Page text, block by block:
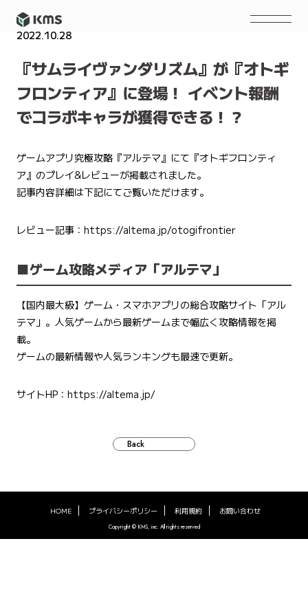
2022.10.28
『サムライヴァンダリズム』が『オトギ
フロンティア』に登場！ イベント報酬
でコラボキャラが獲得できる！？
ゲームアプリ究極攻略『アルテマ』にて『オトギフロンティ
ア』のプレイ&レビューが掲載されました。
記事内容詳細は下記にてご覧いただけます。
レビュー記事： https://altema.jp/otogifrontier
■ゲーム攻略メディア「アルテマ」
【国内最大級】ゲーム・スマホアプリの総合攻略サイト「アル
テマ」。人気ゲームから最新ゲームまで幅広く攻略情報を掲
載。
ゲームの最新情報や人気ランキングも最速で更新。
サイトHP： https://altema.jp/
Back
HOME プライバシーポリシー 利用規約 お問い合わせ
Copyright © KMS, inc. All rights reserved